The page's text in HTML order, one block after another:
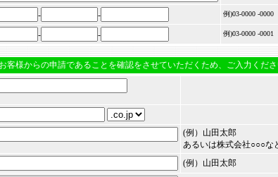
- - 例)03-0000 -0000
- - 例)03-0000 -0001
客様からの申請であることを確認をさせていただくため、ご入力くださ
(例）山田太郎
あるいは株式会社○○○な
(例）山田太郎